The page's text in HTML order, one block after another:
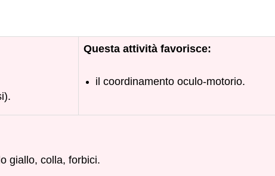
Questa attività favorisce:
il coordinamento oculo-motorio.
giallo, colla, forbici.